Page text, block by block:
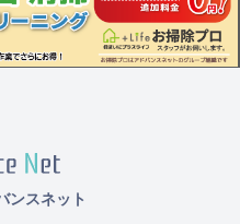
ンスネット